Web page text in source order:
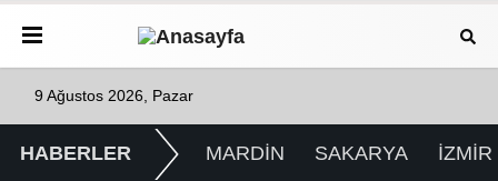
9 Ağustos 2026, Pazar
HABERLER MARDİN SAKARYA İZMİR